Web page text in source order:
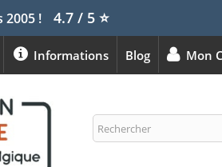
2005 ! 4.7 / 5⭐
Mon
Blog
Informations